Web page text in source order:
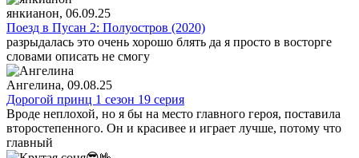
янкианон, 06.09.25
Поезд в Пусан 2: Полуостров (2020)
разрыдалась это очень хорошо блять да я просто в восторге
словами описать не смогу
Ангелина, 09.08.25
Дорогой принц 1 сезон 19 серия
Вроде неплохой, но я бы на место главного героя, поставила
второстепенного. Он и красивее и играет лучше, потому что
главный